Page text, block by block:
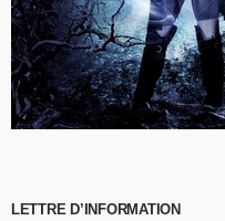
LETTRE D’INFORMATION